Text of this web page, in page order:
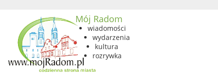
Mój Radom
wiadomości
wydarzenia
kultura
rozrywka